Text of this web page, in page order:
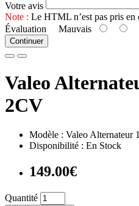
Votre avis
Note : Le HTML n’est pas pris en
Évaluation Mauvais
Continuer
Valeo
2CV
Modèle : Valeo Alternateur
Disponibilité : En Stock
149.00€
Quantité